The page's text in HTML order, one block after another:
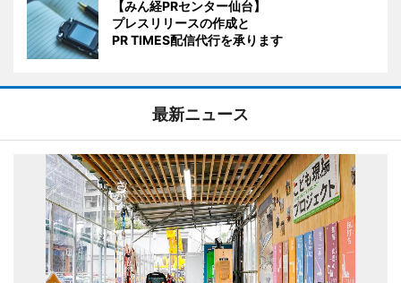
【みん経PRセンター仙台】
プレスリリースの作成と
PR TIMES配信代行を承ります
最新ニュース